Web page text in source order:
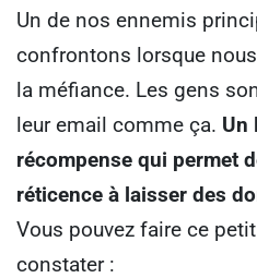
Un de nos ennemis
confrontons lorsque
la méfiance. Les gens
leur email comme ça. Un
récompense qui permet
réticence à laisser des
Vous pouvez faire ce
constater :